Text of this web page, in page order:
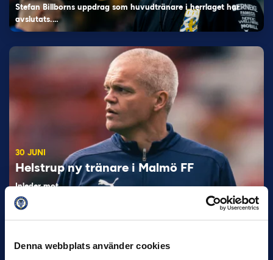
Denna webbplats använder cookies
Stefan Billborns uppdrag som huvudtränare i herrlaget har
avslutats.…
30 JUNI
Helstrup ny tränare i Malmö FF
Inleder mot…